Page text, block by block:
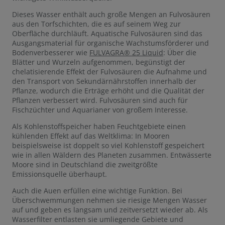
Dieses Wasser enthält auch große Mengen an Fulvosäuren
aus den Torfschichten, die es auf seinem Weg zur
Oberfläche durchläuft. Aquatische Fulvosäuren sind das
Ausgangsmaterial für organische Wachstumsförderer und
Bodenverbesserer wie FULVAGRA® 25 Liquid: Über die
Blätter und Wurzeln aufgenommen, begünstigt der
chelatisierende Effekt der Fulvosäuren die Aufnahme und
den Transport von Sekundärnährstoffen innerhalb der
Pflanze, wodurch die Erträge erhöht und die Qualität der
Pflanzen verbessert wird. Fulvosäuren sind auch für
Fischzüchter und Aquarianer von großem Interesse.
Als Kohlenstoffspeicher haben Feuchtgebiete einen
kühlenden Effekt auf das Weltklima: In Mooren
beispielsweise ist doppelt so viel Kohlenstoff gespeichert
wie in allen Wäldern des Planeten zusammen. Entwässerte
Moore sind in Deutschland die zweitgrößte
Emissionsquelle überhaupt.
Auch die Auen erfüllen eine wichtige Funktion. Bei
Überschwemmungen nehmen sie riesige Mengen Wasser
auf und geben es langsam und zeitversetzt wieder ab. Als
Wasserfilter entlasten sie umliegende Gebiete und